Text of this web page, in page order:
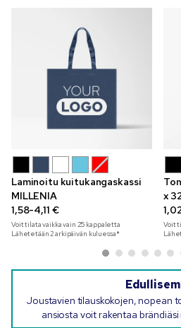
Laminoitu kuitukangaskassi
MILLENIA
1,58-4,11 €
Voit tilata vaikka vain 25 kappaletta
Lähetetään 2 arkipäivän kuluessa*
x
Voit
Joustavien tilauskokojen, nopean
ansiosta voit rakentaa